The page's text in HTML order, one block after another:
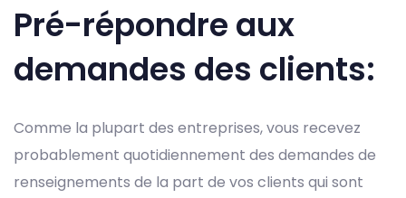
Pré-répondre aux
demandes des clients:
Comme la plupart des entreprises, vous recevez
probablement quotidiennement des demandes de
renseignements de la part de vos clients qui sont